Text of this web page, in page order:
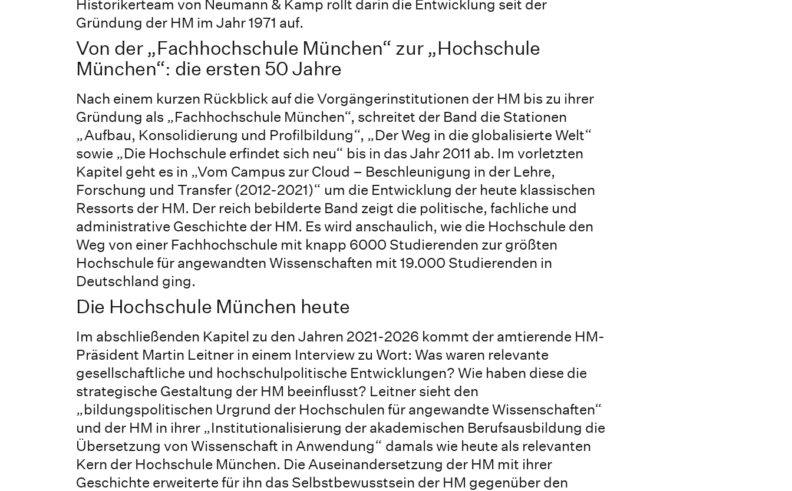
Historikerteam von Neumann & Kamp rollt darin die Entwicklung seit der
Gründung der HM im Jahr 1971 auf.
Von der „Fachhochschule München“ zur „Hochschule
München“: die ersten 50 Jahre
Nach einem kurzen Rückblick auf die Vorgängerinstitutionen der HM bis zu ihrer
Gründung als „Fachhochschule München“, schreitet der Band die Stationen
„Aufbau, Konsolidierung und Profilbildung“, „Der Weg in die globalisierte Welt“
sowie „Die Hochschule erfindet sich neu“ bis in das Jahr 2011 ab. Im vorletzten
Kapitel geht es in „Vom Campus zur Cloud – Beschleunigung in der Lehre,
Forschung und Transfer (2012-2021)“ um die Entwicklung der heute klassischen
Ressorts der HM. Der reich bebilderte Band zeigt die politische, fachliche und
administrative Geschichte der HM. Es wird anschaulich, wie die Hochschule den
Weg von einer Fachhochschule mit knapp 6000 Studierenden zur größten
Hochschule für angewandten Wissenschaften mit 19.000 Studierenden in
Deutschland ging.
Die Hochschule München heute
Im abschließenden Kapitel zu den Jahren 2021-2026 kommt der amtierende HM-
Präsident Martin Leitner in einem Interview zu Wort: Was waren relevante
gesellschaftliche und hochschulpolitische Entwicklungen? Wie haben diese die
strategische Gestaltung der HM beeinflusst? Leitner sieht den
„bildungspolitischen Urgrund der Hochschulen für angewandte Wissenschaften“
und der HM in ihrer „Institutionalisierung der akademischen Berufsausbildung die
Übersetzung von Wissenschaft in Anwendung“ damals wie heute als relevanten
Kern der Hochschule München. Die Auseinandersetzung der HM mit ihrer
Geschichte erweiterte für ihn das Selbstbewusstsein der HM gegenüber den